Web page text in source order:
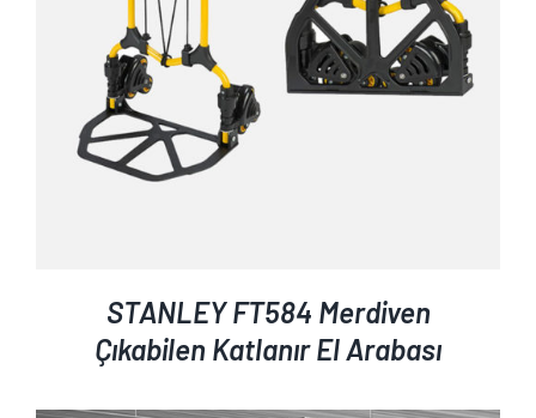
STANLEY FT584 Merdiven
Çıkabilen Katlanır El Arabası